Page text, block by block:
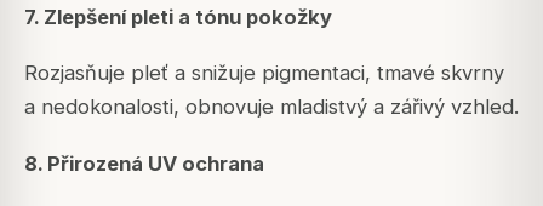
7. Zlepšení pleti a tónu pokožky
Rozjasňuje pleť a snižuje pigmentaci, tmavé skvrny
a nedokonalosti, obnovuje mladistvý a zářivý vzhled.
8. Přirozená UV ochrana